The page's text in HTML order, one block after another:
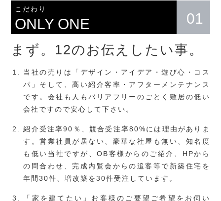
こだわり
ONLY ONE 01
まず。12のお伝えしたい事。
当社の売りは「デザイン・アイデア・遊び心・コス
パ」そして、高い紹介客率・アフターメンテナンス
です。会社も人もバリアフリーのごとく敷居の低い
会社ですので安心して下さい。
紹介受注率90％、競合受注率80%には理由がありま
す。営業社員が居ない、豪華な社屋も無い、知名度
も低い当社ですが、OB客様からのご紹介、HPから
の問合わせ、完成内覧会からの追客等で新築住宅を
年間30件、増改築を30件受注しています。
「家を建てたい」お客様のご要望ご希望をお伺い